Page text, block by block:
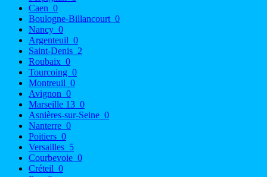
Caen 0
Boulogne-Billancourt 0
Nancy 0
Argenteuil 0
Saint-Denis 2
Roubaix 0
Tourcoing 0
Montreuil 0
Avignon 0
Marseille 13 0
Asnières-sur-Seine 0
Nanterre 0
Poitiers 0
Versailles 5
Courbevoie 0
Créteil 0